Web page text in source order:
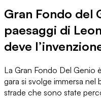
Gran Fondo del
paesaggi di
deve
La Gran Fondo Del Genio
gara si svolge immersa nel
strade che sono state